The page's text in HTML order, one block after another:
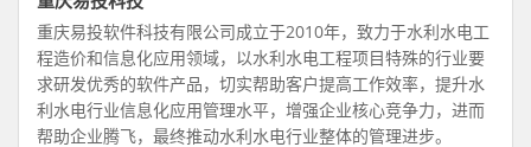
重庆易投软件科技有限公司成立于2010年，致力于水利水电工
程造价和信息化应用领域，以水利水电工程项目特殊的行业要
求研发优秀的软件产品，切实帮助客户提高工作效率，提升水
利水电行业信息化应用管理水平，增强企业核心竞争力，进而
帮助企业腾飞，最终推动水利水电行业整体的管理进步。